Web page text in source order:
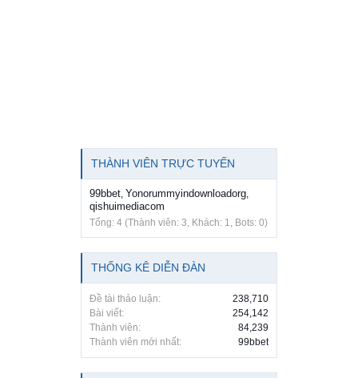
THÀNH VIÊN TRỰC TUYẾN
99bbet, Yonorummyindownloadorg,
qishuimediacom
Tổng: 4 (Thành viên: 3, Khách: 1, Bots: 0)
THỐNG KÊ DIỄN ĐÀN
Đề tài thảo luận:
238,710
Bài viết:
254,142
Thành viên:
84,239
Thành viên mới nhất:
99bbet